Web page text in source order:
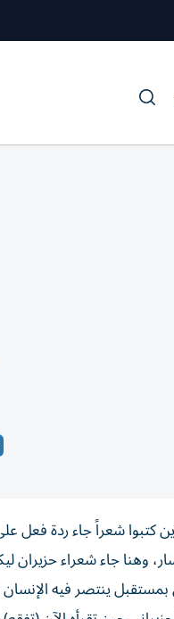
كتبوا شعراً جاء ردة فعل
وهنا جاء شعراء حزيران
بمستقبل ينتصر فيه